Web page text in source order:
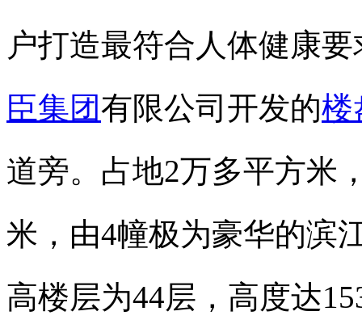
户打造最符合人体健康
臣集团有限公司开发的楼
道旁。占地2万多平方米
米，由4幢极为豪华的滨
高楼层为44层，高度达